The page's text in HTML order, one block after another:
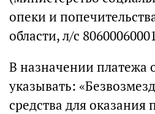
опеки и
области, л/с
В назначении платежа
указывать:
средства для